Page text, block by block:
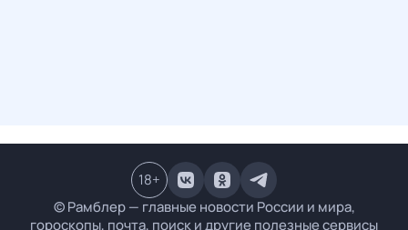
© Рамблер — главные новости России и мира,
гороскопы, почта, поиск и другие полезные сервисы
18+